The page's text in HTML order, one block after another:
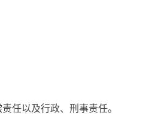
任以及行政、刑事责任。